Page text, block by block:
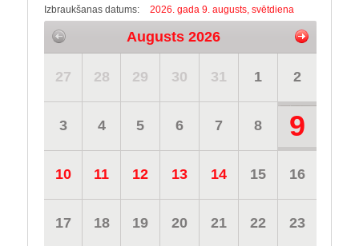
Izbraukšanas datums: 2026. gada 9. augusts, svētdiena
Augusts 2026
27 28 29 30 31 1 2
3 4 5 6 7 8 9
10 11 12 13 14 15 16
17 18 19 20 21 22 23